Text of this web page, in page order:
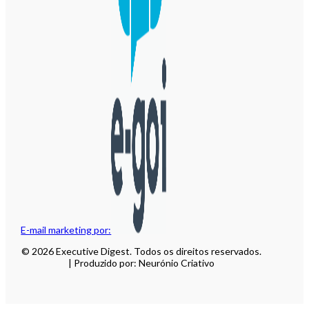
E-mail marketing por:
© 2026 Executive Digest. Todos os direitos reservados.
| Produzido por: Neurónio Criativo